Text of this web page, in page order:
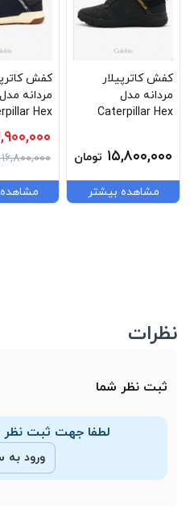
کفش کاترپیلار
مردانه مدل
Caterpillar Hex
۱۵,۸۰۰,۰۰۰ تومان
مشاهده بیشتر
کفش
مردانه مدل
Hex
P726012
۱۶,۸۰۰,۰۰۰
نظرات
ثبت نظر شما
لطفا جهت ثبت نظر
ورود به